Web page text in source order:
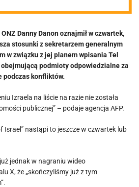
Danny Danon oznajmił w czwartek,
stosunki z sekretarzem generalnym
w związku z jej planem wpisania Tel
obejmującą podmioty odpowiedzialne za
podczas konfliktów.
Izraela na liście na razie nie została
publicznej” – podaje agencja AFP.
Israel” nastąpi to jeszcze w czwartek lub
jednak w nagraniu wideo
X, że „skończyliśmy już z tym